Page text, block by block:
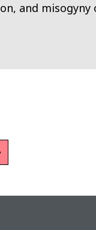
and misogyny